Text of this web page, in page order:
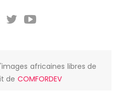
africaines libres de
de COMFORDEV